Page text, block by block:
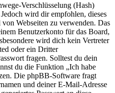
Verschlüsselung (Hash)
wird dir empfohlen, dieses
Webseiten zu verwenden. Das
Benutzerkonto für das Board,
wird dich kein Vertreter
oder ein Dritter
fragen. Solltest du dein
du die Funktion „Ich habe
Die phpBB-Software fragt
und deiner E-Mail-Adresse